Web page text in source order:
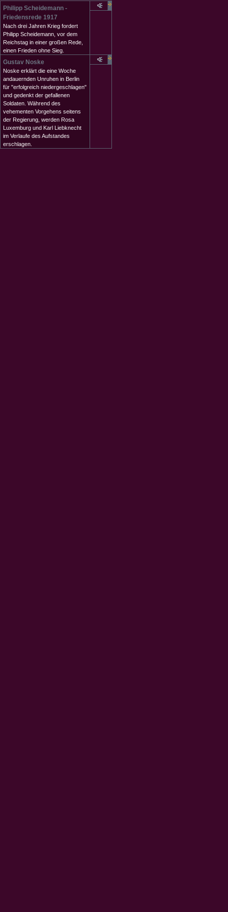
Philipp Scheidemann -
Friedensrede 1917
Nach drei Jahren Krieg fordert
Philipp Scheidemann, vor dem
Reichstag in einer großen Rede,
einen Frieden ohne Sieg.
Gustav Noske
Noske erklärt die eine Woche
andauernden Unruhen in Berlin
für "erfolgreich niedergeschlagen"
und gedenkt der gefallenen
Soldaten. Während des
vehementen Vorgehens seitens
der Regierung, werden Rosa
Luxemburg und Karl Liebknecht
im Verlaufe des Aufstandes
erschlagen.